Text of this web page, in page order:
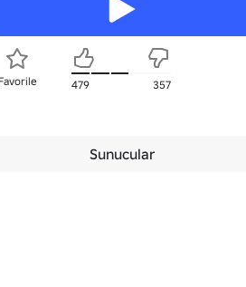
Favorile 479 357
Sunucular